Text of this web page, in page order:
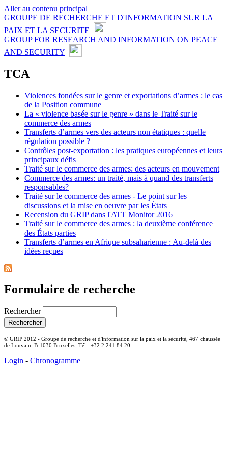
Aller au contenu principal
GROUPE DE RECHERCHE ET D'INFORMATION SUR LA
PAIX ET LA SECURITE
GROUP FOR RESEARCH AND INFORMATION ON PEACE
AND SECURITY
TCA
Violences fondées sur le genre et exportations d’armes : le cas
de la Position commune
La « violence basée sur le genre » dans le Traité sur le
commerce des armes
Transferts d’armes vers des acteurs non étatiques : quelle
régulation possible ?
Contrôles post-exportation : les pratiques européennes et leurs
principaux défis
Traité sur le commerce des armes: des acteurs en mouvement
Commerce des armes: un traité, mais à quand des transferts
responsables?
Traité sur le commerce des armes - Le point sur les
discussions et la mise en oeuvre par les États
Recension du GRIP dans l'ATT Monitor 2016
Traité sur le commerce des armes : la deuxième conférence
des États parties
Transferts d’armes en Afrique subsaharienne : Au-delà des
idées reçues
Formulaire de recherche
Rechercher
© GRIP 2012 - Groupe de recherche et d'information sur la paix et la sécurité, 467 chaussée
de Louvain, B-1030 Bruxelles, Tél.: +32.2.241.84.20
Login - Chronogramme